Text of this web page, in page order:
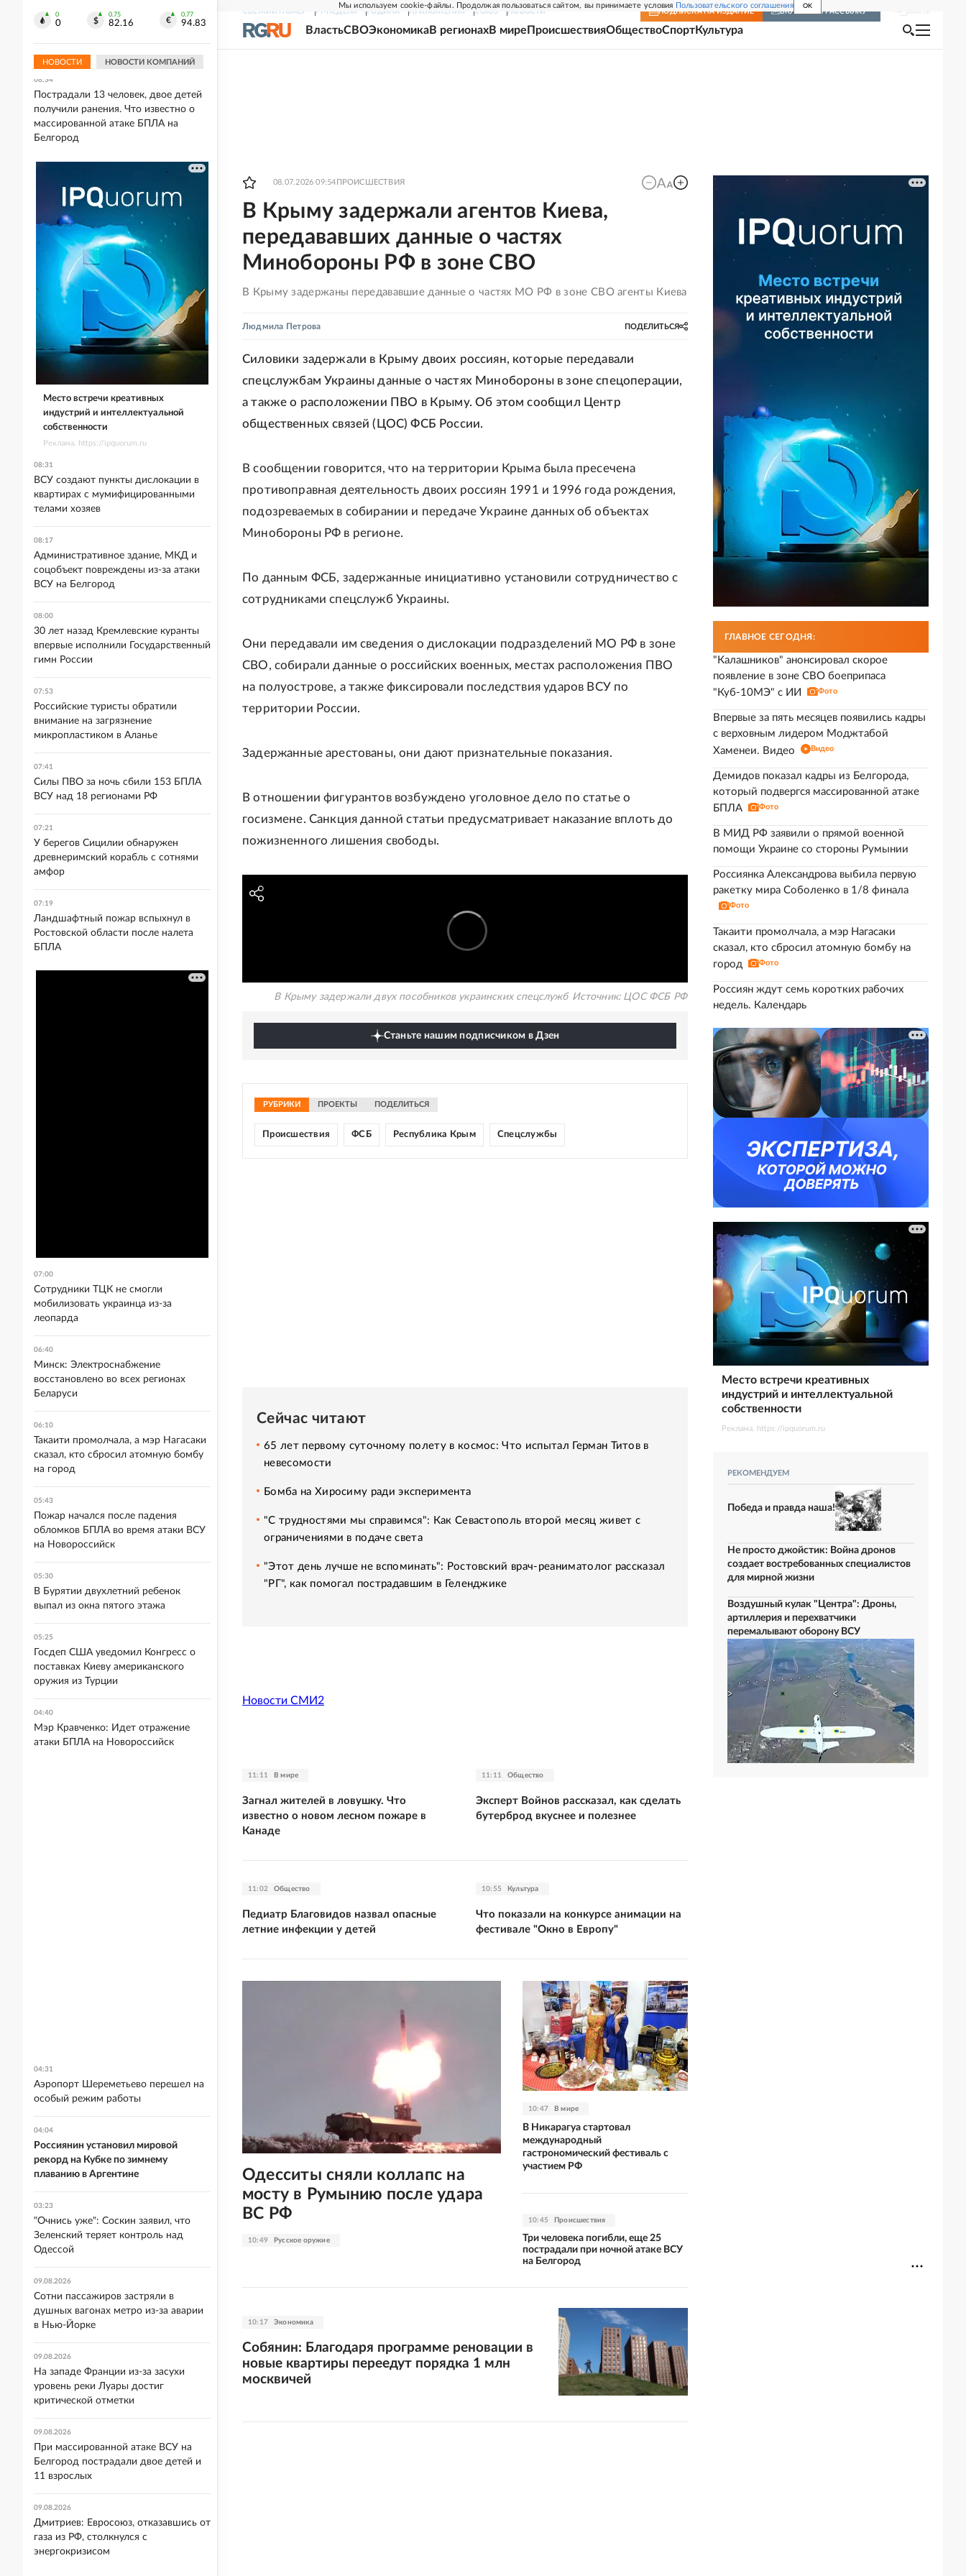
Мы используем cookie-файлы. Продолжая пользоваться сайтом, вы принимаете условия Пользовательского соглашения OK
СВЕЖИЙ НОМЕР РГ-НЕДЕЛЯ РОДИНА ПРИЛОЖЕНИЯ СОЮЗ НОВОСТИ ПОДПИСКА НА ИЗДАНИЕ ВКЛЮЧИТЬ РАССЫЛКУ
ВластьСВОЭкономикаВ регионахВ мире ПроисшествияОбществоСпортКультура
08.07.2026 09:54 ПРОИСШЕСТВИЯ
В Крыму задержали агентов Киева,
передававших данные о частях
Минобороны РФ в зоне СВО
В Крыму задержаны передававшие данные о частях МО РФ в зоне СВО агенты Киева
Людмила Петрова ПОДЕЛИТЬСЯ
Силовики задержали в Крыму двоих россиян, которые передавали
спецслужбам Украины данные о частях Минобороны в зоне спецоперации,
а также о расположении ПВО в Крыму. Об этом сообщил Центр
общественных связей (ЦОС) ФСБ России.
В сообщении говорится, что на территории Крыма была пресечена
противоправная деятельность двоих россиян 1991 и 1996 года рождения,
подозреваемых в собирании и передаче Украине данных об объектах
Минобороны РФ в регионе.
По данным ФСБ, задержанные инициативно установили сотрудничество с
сотрудниками спецслужб Украины.
Они передавали им сведения о дислокации подразделений МО РФ в зоне
СВО, собирали данные о российских военных, местах расположения ПВО
на полуострове, а также фиксировали последствия ударов ВСУ по
территории России.
Задержанные арестованы, они дают признательные показания.
В отношении фигурантов возбуждено уголовное дело по статье о
госизмене. Санкция данной статьи предусматривает наказание вплоть до
пожизненного лишения свободы.
В Крыму задержали двух пособников украинских спецслужб Источник: ЦОС ФСБ РФ
Станьте нашим подписчиком в Дзен
РУБРИКИ ПРОЕКТЫ ПОДЕЛИТЬСЯ
Происшествия ФСБ Республика Крым Спецслужбы
Сейчас читают
65 лет первому суточному полету в космос: Что испытал Герман Титов в
невесомости
Бомба на Хиросиму ради эксперимента
"С трудностями мы справимся": Как Севастополь второй месяц живет с
ограничениями в подаче света
"Этот день лучше не вспоминать": Ростовский врач-реаниматолог рассказал
"РГ", как помогал пострадавшим в Геленджике
Новости СМИ2
11:11 В мире
Загнал жителей в ловушку. Что
известно о новом лесном пожаре в
Канаде
11:11 Общество
Эксперт Войнов рассказал, как сделать
бутерброд вкуснее и полезнее
11:02 Общество
Педиатр Благовидов назвал опасные
летние инфекции у детей
10:55 Культура
Что показали на конкурсе анимации на
фестивале "Окно в Европу"
10:49 Русское оружие
Одесситы сняли коллапс на
мосту в Румынию после удара
ВС РФ
10:47 В мире
В Никарагуа стартовал
международный
гастрономический фестиваль с
участием РФ
10:45 Происшествия
Три человека погибли, еще 25
пострадали при ночной атаке ВСУ
на Белгород
10:17 Экономика
Собянин: Благодаря программе реновации в
новые квартиры переедут порядка 1 млн
москвичей
ГЛАВНОЕ СЕГОДНЯ:
"Калашников" анонсировал скорое
появление в зоне СВО боеприпаса
"Куб-10МЭ" с ИИ
Фото
Впервые за пять месяцев появились кадры
с верховным лидером Моджтабой
Хаменеи. Видео
Видео
Демидов показал кадры из Белгорода,
который подвергся массированной атаке
БПЛА
Фото
В МИД РФ заявили о прямой военной
помощи Украине со стороны Румынии
Россиянка Александрова выбила первую
ракетку мира Соболенко в 1/8 финала
Фото
Такаити промолчала, а мэр Нагасаки
сказал, кто сбросил атомную бомбу на
город
Фото
Россиян ждут семь коротких рабочих
недель. Календарь
Место встречи креативных
индустрий и интеллектуальной
собственности
Реклама. https://ipquorum.ru
РЕКОМЕНДУЕМ
Победа и правда наша!
Не просто джойстик: Война дронов
создает востребованных специалистов
для мирной жизни
Воздушный кулак "Центра": Дроны,
артиллерия и перехватчики
перемалывают оборону ВСУ
0
0
0.75
82.16
0.77
94.83
НОВОСТИ НОВОСТИ КОМПАНИЙ
09:04
08:34
Пострадали 13 человек, двое детей
получили ранения. Что известно о
массированной атаке БПЛА на
Белгород
Место встречи креативных
индустрий и интеллектуальной
собственности
Реклама. https://ipquorum.ru
08:31
ВСУ создают пункты дислокации в
квартирах с мумифицированными
телами хозяев
08:17
Административное здание, МКД и
соцобъект повреждены из-за атаки
ВСУ на Белгород
08:00
30 лет назад Кремлевские куранты
впервые исполнили Государственный
гимн России
07:53
Российские туристы обратили
внимание на загрязнение
микропластиком в Аланье
07:41
Силы ПВО за ночь сбили 153 БПЛА
ВСУ над 18 регионами РФ
07:21
У берегов Сицилии обнаружен
древнеримский корабль с сотнями
амфор
07:19
Ландшафтный пожар вспыхнул в
Ростовской области после налета
БПЛА
07:00
Сотрудники ТЦК не смогли
мобилизовать украинца из-за
леопарда
06:40
Минск: Электроснабжение
восстановлено во всех регионах
Беларуси
06:10
Такаити промолчала, а мэр Нагасаки
сказал, кто сбросил атомную бомбу
на город
05:43
Пожар начался после падения
обломков БПЛА во время атаки ВСУ
на Новороссийск
05:30
В Бурятии двухлетний ребенок
выпал из окна пятого этажа
05:25
Госдеп США уведомил Конгресс о
поставках Киеву американского
оружия из Турции
04:40
Мэр Кравченко: Идет отражение
атаки БПЛА на Новороссийск
04:31
Аэропорт Шереметьево перешел на
особый режим работы
04:04
Россиянин установил мировой
рекорд на Кубке по зимнему
плаванию в Аргентине
03:23
"Очнись уже": Соскин заявил, что
Зеленский теряет контроль над
Одессой
09.08.2026
Сотни пассажиров застряли в
душных вагонах метро из-за аварии
в Нью-Йорке
09.08.2026
На западе Франции из-за засухи
уровень реки Луары достиг
критической отметки
09.08.2026
При массированной атаке ВСУ на
Белгород пострадали двое детей и
11 взрослых
09.08.2026
Дмитриев: Евросоюз, отказавшись от
газа из РФ, столкнулся с
энергокризисом